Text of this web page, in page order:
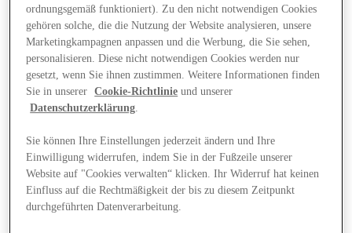
Angebote
ordnungsgemäß funktioniert). Zu den nicht notwendigen Cookies
gehören solche, die die Nutzung der Website analysieren, unsere
Marketingkampagnen anpassen und die Werbung, die Sie sehen,
personalisieren. Diese nicht notwendigen Cookies werden nur
gesetzt, wenn Sie ihnen zustimmen. Weitere Informationen finden
Sie in unserer
Cookie-Richtlinie und unserer
Datenschutzerklärung.
Sie können Ihre Einstellungen jederzeit ändern und Ihre
Einwilligung widerrufen, indem Sie in der Fußzeile unserer
Website auf "Cookies verwalten“ klicken. Ihr Widerruf hat keinen
Einfluss auf die Rechtmäßigkeit der bis zu diesem Zeitpunkt
durchgeführten Datenverarbeitung.